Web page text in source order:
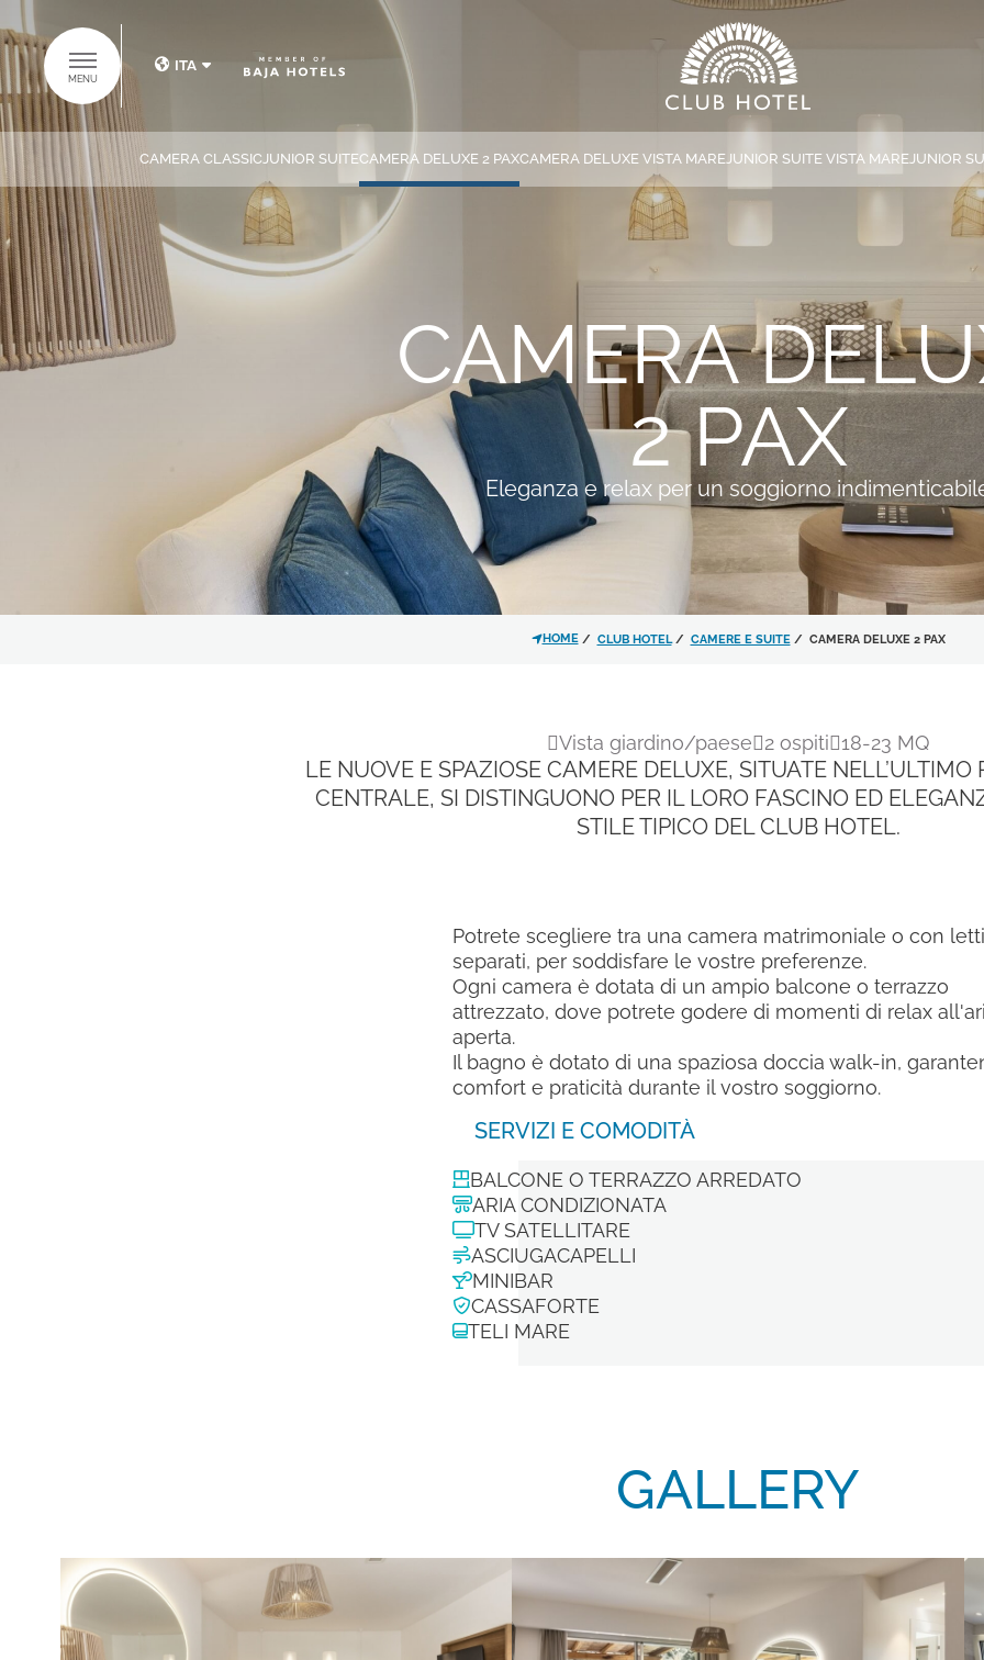
MENU
ITA
NOME*
MESSAGGIO*
Ho letto e accettato l'
trattamento dei dati personali.
materiale promozionale.
Iscrivimi alla newsletter!
CAMERA CLASSICJUNIOR SUITECAMERA DELUXE 2 PAXCAMERA DELUXE VISTA MAREJUNIOR SUITE VISTA MAREJUNIOR
SCOPRI IL
GRUPPO BAJA
HOTELS
SUITES COLLECTION
RISTORANTI & BAR
LA NOSTRA STORIA
OFFERTE
CAMERA
2 PAX
Eleganza e relax per un soggiorno
HOME CLUB HOTEL CAMERE E SUITE CAMERA DELUXE 2 PAX
Vista giardino/paese 2 ospiti 18-23 MQ
LE NUOVE E SPAZIOSE CAMERE DELUXE, SITUATE NELL’ULTIMO
CENTRALE, SI DISTINGUONO PER IL LORO FASCINO ED
STILE TIPICO DEL CLUB HOTEL.
Potrete scegliere tra una camera matrimoniale o con letti
separati, per soddisfare le vostre preferenze.
Ogni camera è dotata di un ampio balcone o terrazzo
attrezzato, dove potrete godere di momenti di relax
aperta.
Il bagno è dotato di una spaziosa doccia walk-in,
comfort e praticità durante il vostro soggiorno.
SERVIZI E COMODITÀ
BALCONE O TERRAZZO ARREDATO
ARIA CONDIZIONATA
TV SATELLITARE
ASCIUGACAPELLI
MINIBAR
CASSAFORTE
TELI MARE
GALLERY